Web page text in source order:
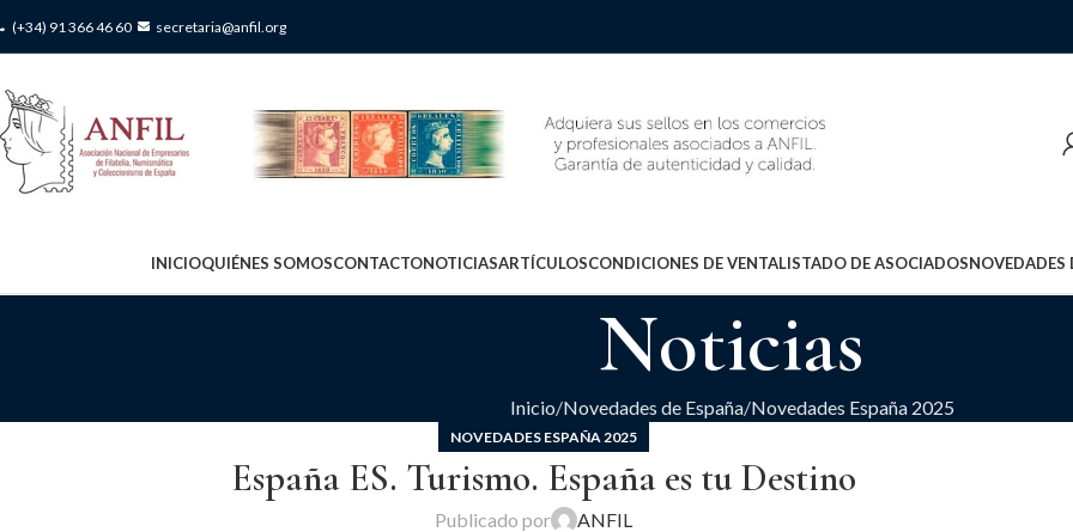
(+34) 91 366 46 60 secretaria@anfil.org
INICIOQUIÉNES SOMOSCONTACTONOTICIASARTÍCULOSCONDICIONES DE VENTALISTADO DE ASOCIADOSNOVEDADES
Noticias
Inicio Novedades de España Novedades España 2025
NOVEDADES ESPAÑA 2025
España ES. Turismo. España es tu Destino
Publicado por
ANFIL